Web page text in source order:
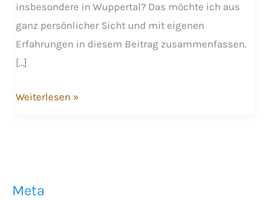
insbesondere in Wuppertal? Das möchte ich aus
ganz persönlicher Sicht und mit eigenen
Erfahrungen in diesem Beitrag zusammenfassen.
[…]
E-
Erstes
Weiterlesen »
Meta